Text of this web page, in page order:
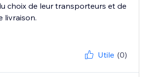
choix de leur transporteurs et de
livraison.
Utile (0)